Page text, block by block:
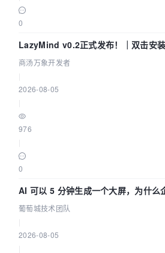
0
LazyMind v0.2正式发布！｜双击安装
走到“完成交付”
商汤万象开发者
2026-08-05
976
0
AI 可以 5 分钟生成一个大屏，为什么
葡萄城技术团队
2026-08-05